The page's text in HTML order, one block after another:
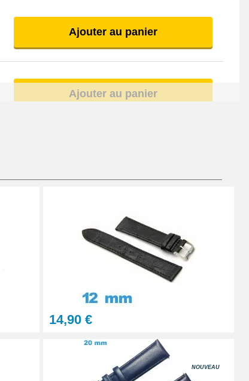
Ajouter au panier
Ajouter au panier
Ajouter au panier
Ajouter au panier
14,90 €
NOUVEAU